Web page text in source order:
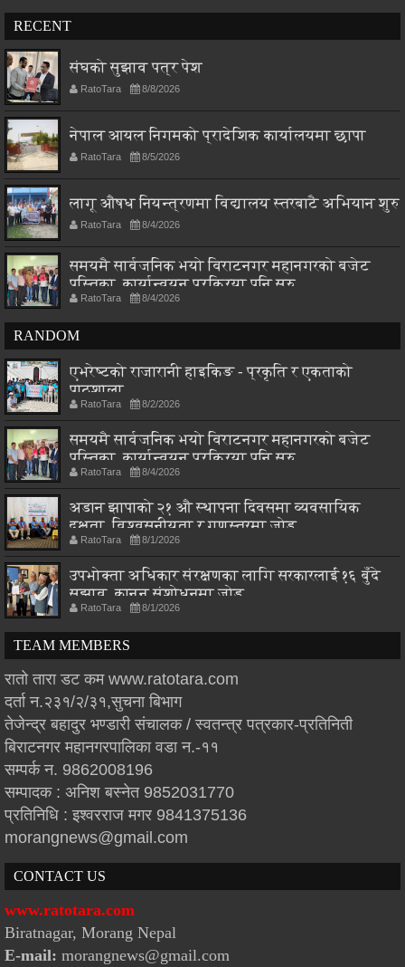
RECENT
संघको सुझाव पत्र पेश
RatoTara 8/8/2026
नेपाल आयल निगमको प्रादेशिक कार्यालयमा छापा
RatoTara 8/5/2026
लागू औषध नियन्त्रणमा विद्यालय स्तरबाटै अभियान शुरु
RatoTara 8/4/2026
समयमै सार्वजनिक भयो विराटनगर महानगरको बजेट
पुस्तिका, कार्यान्वयन प्रक्रिया पनि सुरु
RatoTara 8/4/2026
RANDOM
एभरेष्टको राजारानी हाइकिङ - प्रकृति र एकताको
पाठशाला
RatoTara 8/2/2026
समयमै सार्वजनिक भयो विराटनगर महानगरको बजेट
पुस्तिका, कार्यान्वयन प्रक्रिया पनि सुरु
RatoTara 8/4/2026
अडान झापाको २१ औ स्थापना दिवसमा व्यवसायिक
दक्षता, विश्वसनीयता र गुणस्तरमा जोड
RatoTara 8/1/2026
उपभोक्ता अधिकार संरक्षणका लागि सरकारलाई १६ बुँदे
सुझाव, कानुन संशोधनमा जोड
RatoTara 8/1/2026
TEAM MEMBERS
रातो तारा डट कम www.ratotara.com
दर्ता न.२३१/२/३१,सुचना बिभाग
तेजेन्द्र बहादुर भण्डारी संचालक / स्वतन्त्र पत्रकार-प्रतिनिती
बिराटनगर महानगरपालिका वडा न.-११
सम्पर्क न. 9862008196
सम्पादक : अनिश बस्नेत 9852031770
प्रतिनिधि : इश्वरराज मगर 9841375136
morangnews@gmail.com
CONTACT US
www.ratotara.com
Biratnagar, Morang Nepal
E-mail: morangnews@gmail.com